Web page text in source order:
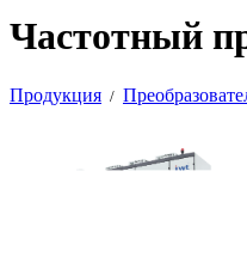
Частотный
Продукция /